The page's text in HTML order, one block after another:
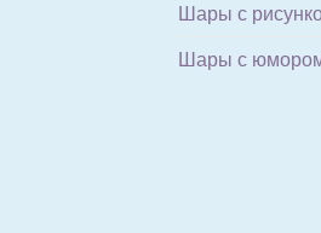
Шары с
Шары с